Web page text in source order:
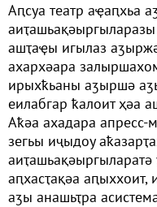
Аԥсуа театр аҿаԥхьа
ашҭаҿы игылаз
ахархәара
ирыхҟьаны аӡыршә
еилабгар ҟалоит ҳәа
Аҟәа ахадара апресс-
зегьы иҷыдоу
аԥхасҭақәа аԥыххоит,
аӡы анашьҭра